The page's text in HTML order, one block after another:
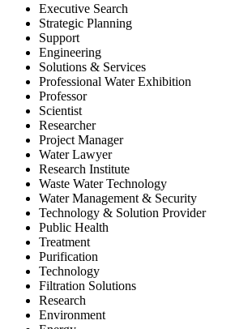
Executive Search
Strategic Planning
Support
Engineering
Solutions & Services
Professional Water Exhibition
Professor
Scientist
Researcher
Project Manager
Water Lawyer
Research Institute
Waste Water Technology
Water Management & Security
Technology & Solution Provider
Public Health
Treatment
Purification
Technology
Filtration Solutions
Research
Environment